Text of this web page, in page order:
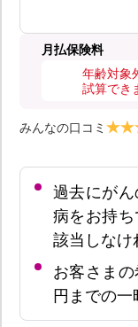
月払保険料
年齢対象
試算でき
みんなの口コミ
過去にが
病をお持
該当しなけ
お客さま
円までの一